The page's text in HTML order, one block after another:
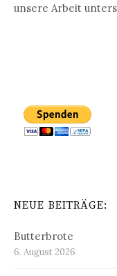
unsere Arbeit
NEUE BEITRÄGE:
Butterbrote
6. August 2026